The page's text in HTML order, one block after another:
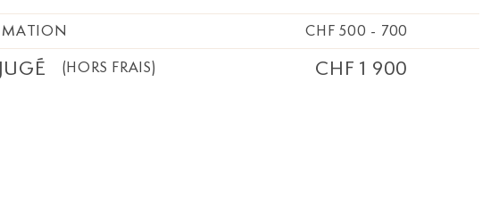
CHF 500 - 700
(HORS FRAIS) CHF 1 900